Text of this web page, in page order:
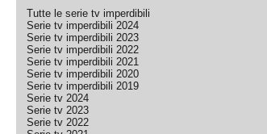
Tutte le serie tv imperdibili
Serie tv imperdibili 2024
Serie tv imperdibili 2023
Serie tv imperdibili 2022
Serie tv imperdibili 2021
Serie tv imperdibili 2020
Serie tv imperdibili 2019
Serie tv 2024
Serie tv 2023
Serie tv 2022